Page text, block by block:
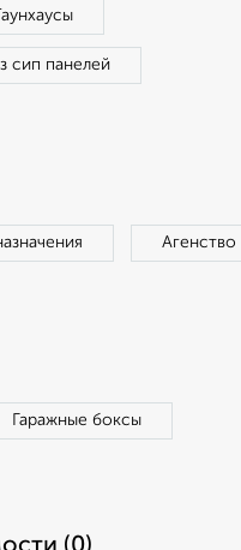
Таунхаусы
сип панелей
Агенство
Гаражные боксы